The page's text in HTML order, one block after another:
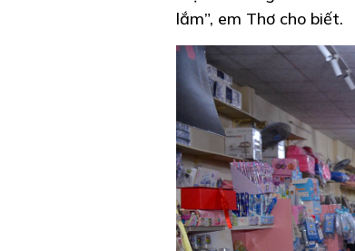
lắm”, em Thơ cho biết.